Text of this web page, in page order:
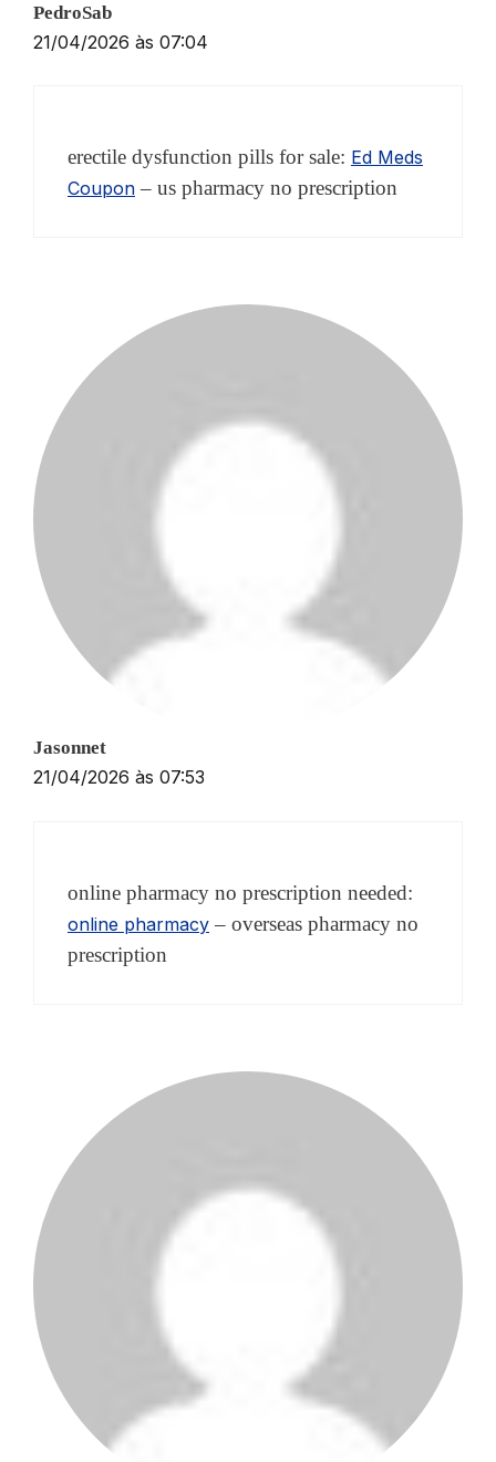
PedroSab
21/04/2026 às 07:04
erectile dysfunction pills for sale: Ed Meds
Coupon – us pharmacy no prescription
Jasonnet
21/04/2026 às 07:53
online pharmacy no prescription needed:
online pharmacy – overseas pharmacy no
prescription